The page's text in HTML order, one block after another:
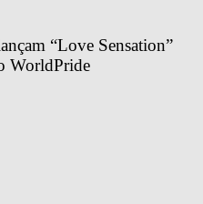
“Love Sensation”
WorldPride